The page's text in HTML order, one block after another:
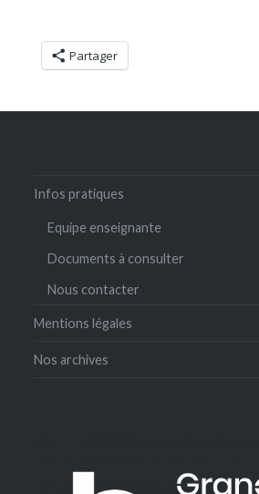
Partager
Infos pratiques
Equipe enseignante
Documents à consulter
Nous contacter
Mentions légales
Nos archives